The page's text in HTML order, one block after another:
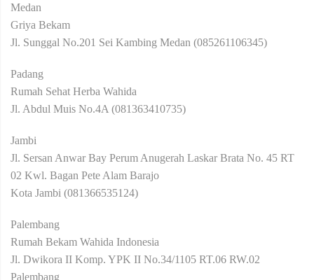
Medan
Griya Bekam
Jl. Sunggal No.201 Sei Kambing Medan (085261106345)
Padang
Rumah Sehat Herba Wahida
Jl. Abdul Muis No.4A (081363410735)
Jambi
Jl. Sersan Anwar Bay Perum Anugerah Laskar Brata No. 45 RT
02 Kwl. Bagan Pete Alam Barajo
Kota Jambi (081366535124)
Palembang
Rumah Bekam Wahida Indonesia
Jl. Dwikora II Komp. YPK II No.34/1105 RT.06 RW.02
Palembang